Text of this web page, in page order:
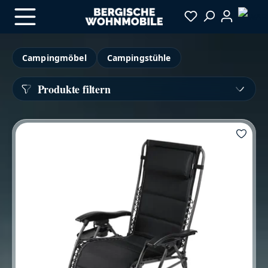
Zum Hauptinhalt springen
Campingmöbel
Campingstühle
Produkte filtern